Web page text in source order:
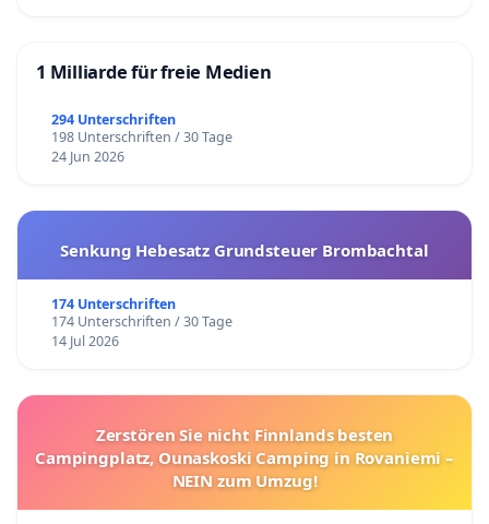
1 Milliarde für freie Medien
294 Unterschriften
198 Unterschriften / 30 Tage
24 Jun 2026
Senkung Hebesatz Grundsteuer Brombachtal
174 Unterschriften
174 Unterschriften / 30 Tage
14 Jul 2026
Zerstören Sie nicht Finnlands besten
Campingplatz, Ounaskoski Camping in Rovaniemi –
NEIN zum Umzug!